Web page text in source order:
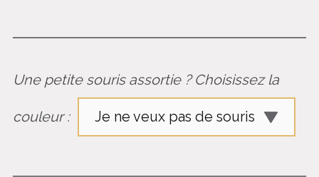
Une petite souris assortie ? Choisissez la
couleur :